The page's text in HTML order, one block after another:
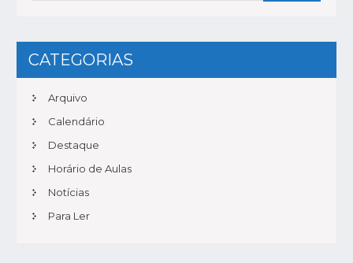
CATEGORIAS
Arquivo
Calendário
Destaque
Horário de Aulas
Notícias
Para Ler